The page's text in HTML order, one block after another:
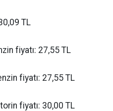
TL
fiyatı: 27,55 TL
fiyatı: 27,55 TL
fiyatı: 30,00 TL